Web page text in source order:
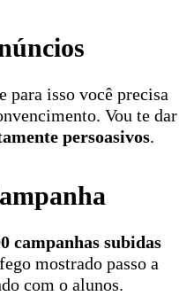
para isso você precisa
Vou te dar
persoasivos.
campanhas subidas
mostrado passo a
com o alunos.